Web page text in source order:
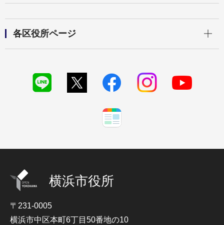
各区役所ページ
横浜市役所
〒231-0005
横浜市中区本町6丁目50番地の10